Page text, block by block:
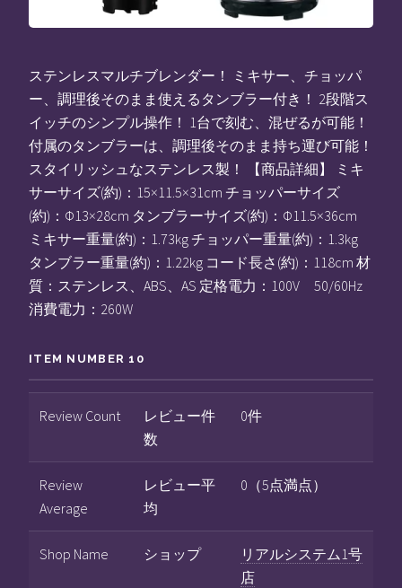
ステンレスマルチブレンダー！ ミキサー、チョッパ
ー、調理後そのまま使えるタンブラー付き！ 2段階ス
イッチのシンプル操作！ 1台で刻む、混ぜるが可能！
付属のタンブラーは、調理後そのまま持ち運び可能！
スタイリッシュなステンレス製！ 【商品詳細】 ミキ
サーサイズ(約)：15×11.5×31cm チョッパーサイズ
(約)：Φ13×28cm タンブラーサイズ(約)：Φ11.5×36cm
ミキサー重量(約)：1.73kg チョッパー重量(約)：1.3kg
タンブラー重量(約)：1.22kg コード長さ(約)：118cm 材
質：ステンレス、ABS、AS 定格電力：100V 50/60Hz
消費電力：260W
ITEM NUMBER 10
Review Count
レビュー件
数
0件
Review
Average
レビュー平
均
0（5点満点）
Shop Name ショップ
リアルシステム1号
店